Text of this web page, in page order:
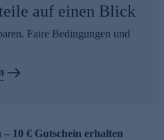
auf einen Blick
Faire Bedingungen und
10 € Gutschein erhalten